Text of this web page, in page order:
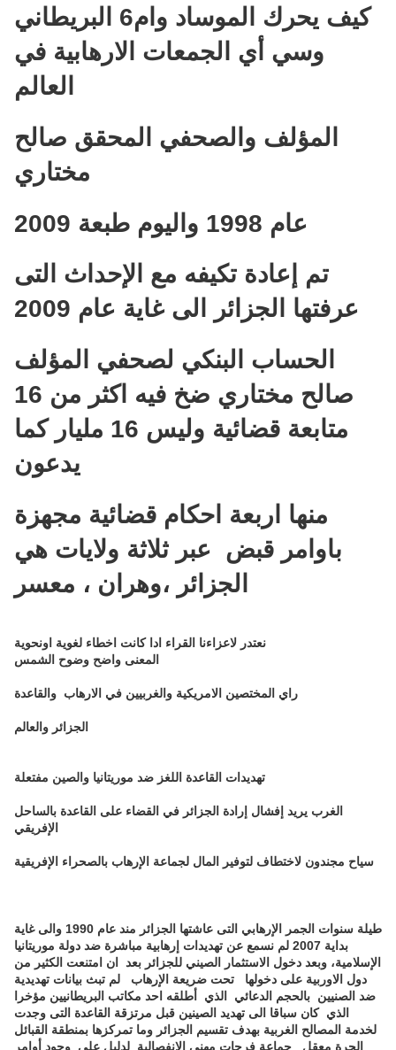
كيف يحرك الموساد وام6 البريطاني
وسي أي الجمعات الارهابية في
العالم
المؤلف والصحفي المحقق صالح
مختاري
تم إعادة تكيفه مع الإحداث التى
عرفتها الجزائر الى غاية عام 2009
الحساب البنكي لصحفي المؤلف
صالح مختاري ضخ فيه اكثر من 16
متابعة قضائية وليس 16 مليار كما
يدعون
منها اربعة احكام قضائية مجهزة
باوامر قبض عبر ثلاثة ولايات هي
الجزائر ،وهران ، معسر
نعتدر لاعزاءنا القراء ادا كانت اخطاء لغوية اونحوية
المعنى واضح وضوح الشمس
راي المختصين الامريكية والغربيين في الارهاب والقاعدة
الجزائر والعالم
تهديدات القاعدة اللغز ضد موريتانيا والصين مفتعلة
الغرب يريد إفشال إرادة الجزائر في القضاء على القاعدة بالساحل
الإفريقي
سياح مجندون لاختطاف لتوفير المال لجماعة الإرهاب بالصحراء الإفريقية
طيلة سنوات الجمر الإرهابي التى عاشتها الجزائر مند عام 1990 والى غاية
بداية 2007 لم نسمع عن تهديدات إرهابية مباشرة ضد دولة موريتانيا
الإسلامية، وبعد دخول الاستثمار الصيني للجزائر بعد ان امتنعت الكثير من
دول الاوربية على دخولها تحت ضريعة الإرهاب لم تبث بيانات تهديدية
ضد الصنيين بالحجم الدعائي الذي أطلقه احد مكاتب البريطانيين مؤخرا
الذي كان سباقا الى تهديد الصينين قبل مرتزقة القاعدة التى وجدت
لخدمة المصالح الغربية بهدف تقسيم الجزائر وما تمركزها بمنطقة القبائل
الحرة معقل جماعة فرحات مهني الانفصالية لدليل على وجود أوامر